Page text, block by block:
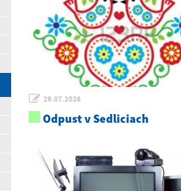
29.07.2026
Odpust v Sedliciach